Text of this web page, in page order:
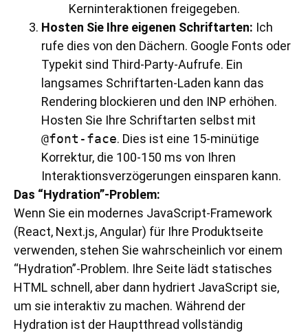
Kerninteraktionen freigegeben.
Hosten Sie Ihre eigenen Schriftarten: Ich
rufe dies von den Dächern. Google Fonts oder
Typekit sind Third-Party-Aufrufe. Ein
langsames Schriftarten-Laden kann das
Rendering blockieren und den INP erhöhen.
Hosten Sie Ihre Schriftarten selbst mit
@font-face. Dies ist eine 15-minütige
Korrektur, die 100-150 ms von Ihren
Interaktionsverzögerungen einsparen kann.
Das “Hydration”-Problem:
Wenn Sie ein modernes JavaScript-Framework
(React, Next.js, Angular) für Ihre Produktseite
verwenden, stehen Sie wahrscheinlich vor einem
“Hydration”-Problem. Ihre Seite lädt statisches
HTML schnell, aber dann hydriert JavaScript sie,
um sie interaktiv zu machen. Während der
Hydration ist der Hauptthread vollständig